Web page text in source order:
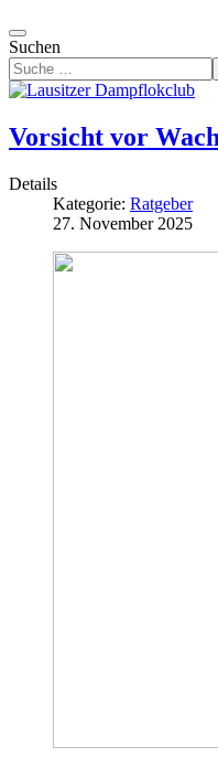
Suchen
Vorsicht vor
Details
Kategorie: Ratgeber
27. November 2025